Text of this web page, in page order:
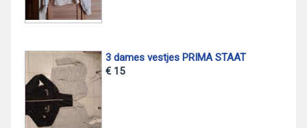
3 dames vestjes PRIMA STAAT
€ 15